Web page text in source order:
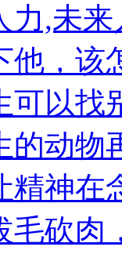
力,未
他，该
可以找
的动物
精神在
毛砍肉